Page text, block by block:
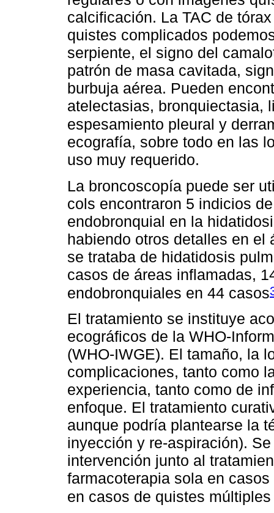
calcificación. La TAC de
quistes complicados
serpiente, el signo del
patrón de masa cavitada,
burbuja aérea. Pueden
atelectasias, bronquiectasia,
espesamiento pleural y
ecografía, sobre todo en las
uso muy requerido.
La broncoscopía puede ser
cols encontraron 5 indicios
endobronquial en la
habiendo otros detalles en el
se trataba de hidatidosis
casos de áreas inflamadas,
endobronquiales en 44 casos
El tratamiento se instituye
ecográficos de la WHO-
(WHO-IWGE). El tamaño, la
complicaciones, tanto como
experiencia, tanto como de
enfoque. El tratamiento
aunque podría plantearse la
inyección y re-aspiración).
intervención junto al
farmacoterapia sola en
en casos de quistes